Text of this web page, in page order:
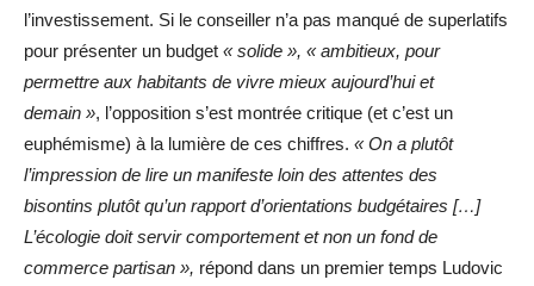
l’investissement. Si le conseiller n’a pas manqué de superlatifs
pour présenter un budget « solide », « ambitieux, pour
permettre aux habitants de vivre mieux aujourd’hui et
demain », l’opposition s’est montrée critique (et c’est un
euphémisme) à la lumière de ces chiffres. « On a plutôt
l’impression de lire un manifeste loin des attentes des
bisontins plutôt qu’un rapport d’orientations budgétaires […]
L’écologie doit servir comportement et non un fond de
commerce partisan », répond dans un premier temps Ludovic